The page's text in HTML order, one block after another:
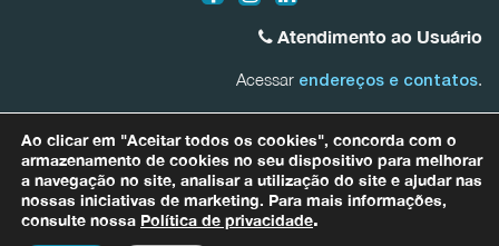
Atendimento ao Usuário
Acessar endereços e contatos.
0800.031.1607
Bacias Afluentes Mineiras do Rio São Francisco0800.031.1608
Para quaisquer informações relacionadas a dados pessoais entre em
Ao clicar em "Aceitar todos os cookies", concorda com o
armazenamento de cookies no seu dispositivo para melhorar
a navegação no site, analisar a utilização do site e ajudar nas
nossas iniciativas de marketing. Para mais informações,
consulte nossa Política de privacidade.